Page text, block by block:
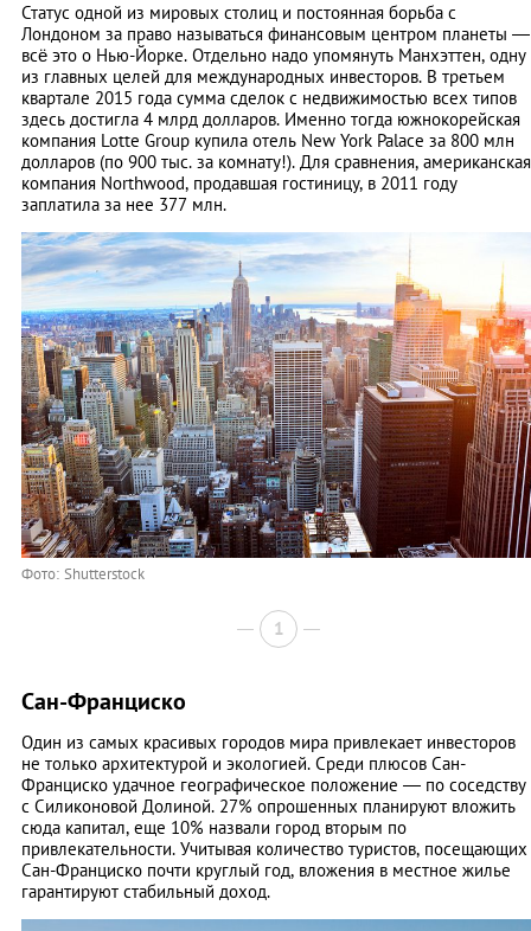
Статус одной из мировых столиц и постоянная борьба с
Лондоном за право называться финансовым центром планеты —
всё это о Нью-Йорке. Отдельно надо упомянуть Манхэттен, одну
из главных целей для международных инвесторов. В третьем
квартале 2015 года сумма сделок с недвижимостью всех типов
здесь достигла 4 млрд долларов. Именно тогда южнокорейская
компания Lotte Group купила отель New York Palace за 800 млн
долларов (по 900 тыс. за комнату!). Для сравнения, американская
компания Northwood, продавшая гостиницу, в 2011 году
заплатила за нее 377 млн.
Фото: Shutterstock
1
Сан-Франциско
Один из самых красивых городов мира привлекает инвесторов
не только архитектурой и экологией. Среди плюсов Сан-
Франциско удачное географическое положение — по соседству
с Силиконовой Долиной. 27% опрошенных планируют вложить
сюда капитал, еще 10% назвали город вторым по
привлекательности. Учитывая количество туристов, посещающих
Сан-Франциско почти круглый год, вложения в местное жилье
гарантируют стабильный доход.